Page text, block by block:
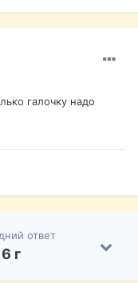
галочку надо
ответ
6 г